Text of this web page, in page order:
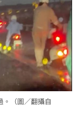
。（圖／翻攝自